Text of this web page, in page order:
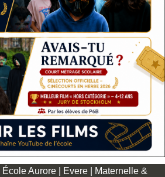
Aurore | Evere | Maternelle &